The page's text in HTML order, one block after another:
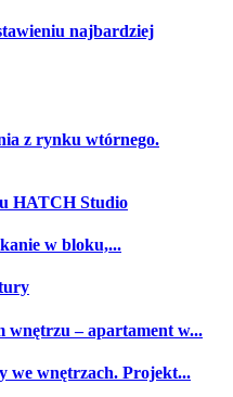
najbardziej
z rynku wtórnego.
HATCH Studio
w bloku,...
wnętrzu – apartament w...
we wnętrzach. Projekt...